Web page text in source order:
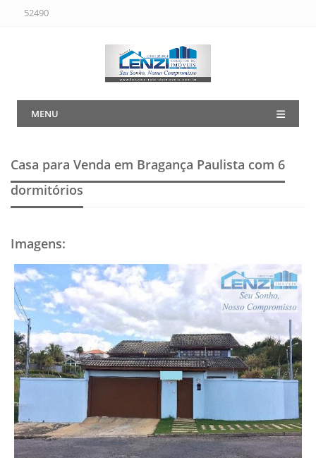
52490
MENU
Casa para Venda em Bragança Paulista com 6
dormitórios
Imagens: